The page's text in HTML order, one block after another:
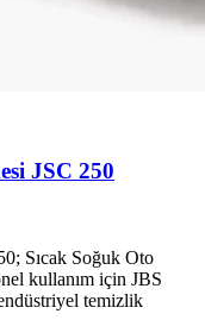
JSC 250
Sıcak Soğuk Oto
kullanım için JBS
temizlik